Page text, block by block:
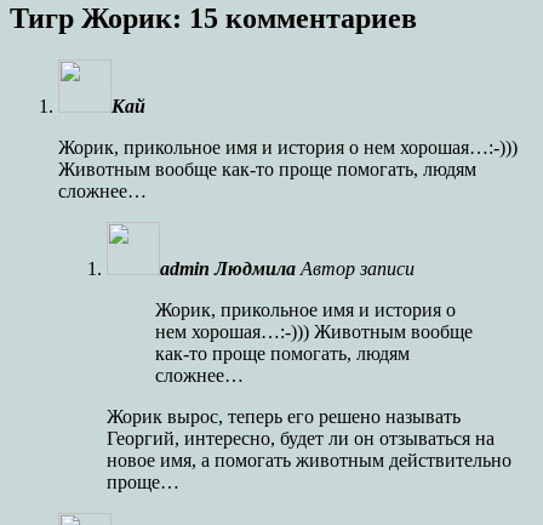
Тигр Жорик: 15 комментариев
Кай
Жорик, прикольное имя и история о нем хорошая…:-)))
Животным вообще как-то проще помогать, людям
сложнее…
admin Людмила Автор записи
Жорик, прикольное имя и история о
нем хорошая…:-))) Животным вообще
как-то проще помогать, людям
сложнее…
Жорик вырос, теперь его решено называть
Георгий, интересно, будет ли он отзываться на
новое имя, а помогать животным действительно
проще…